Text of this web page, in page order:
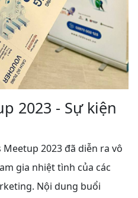
2023 - Sự kiện
2023 đã diễn ra vô
gia nhiệt tình của các
Nội dung buổi